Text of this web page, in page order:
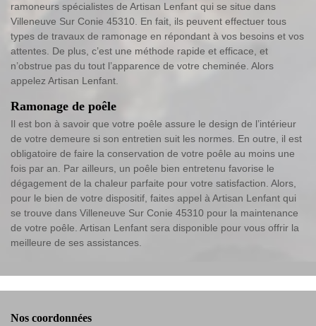
ramoneurs spécialistes de Artisan Lenfant qui se situe dans
Villeneuve Sur Conie 45310. En fait, ils peuvent effectuer tous
types de travaux de ramonage en répondant à vos besoins et vos
attentes. De plus, c’est une méthode rapide et efficace, et
n’obstrue pas du tout l’apparence de votre cheminée. Alors
appelez Artisan Lenfant.
Ramonage de poêle
Il est bon à savoir que votre poêle assure le design de l’intérieur
de votre demeure si son entretien suit les normes. En outre, il est
obligatoire de faire la conservation de votre poêle au moins une
fois par an. Par ailleurs, un poêle bien entretenu favorise le
dégagement de la chaleur parfaite pour votre satisfaction. Alors,
pour le bien de votre dispositif, faites appel à Artisan Lenfant qui
se trouve dans Villeneuve Sur Conie 45310 pour la maintenance
de votre poêle. Artisan Lenfant sera disponible pour vous offrir la
meilleure de ses assistances.
Nos coordonnées